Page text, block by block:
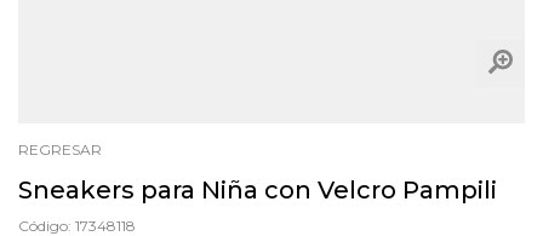
REGRESAR
Sneakers para Niña con Velcro Pampili
Código: 17348118